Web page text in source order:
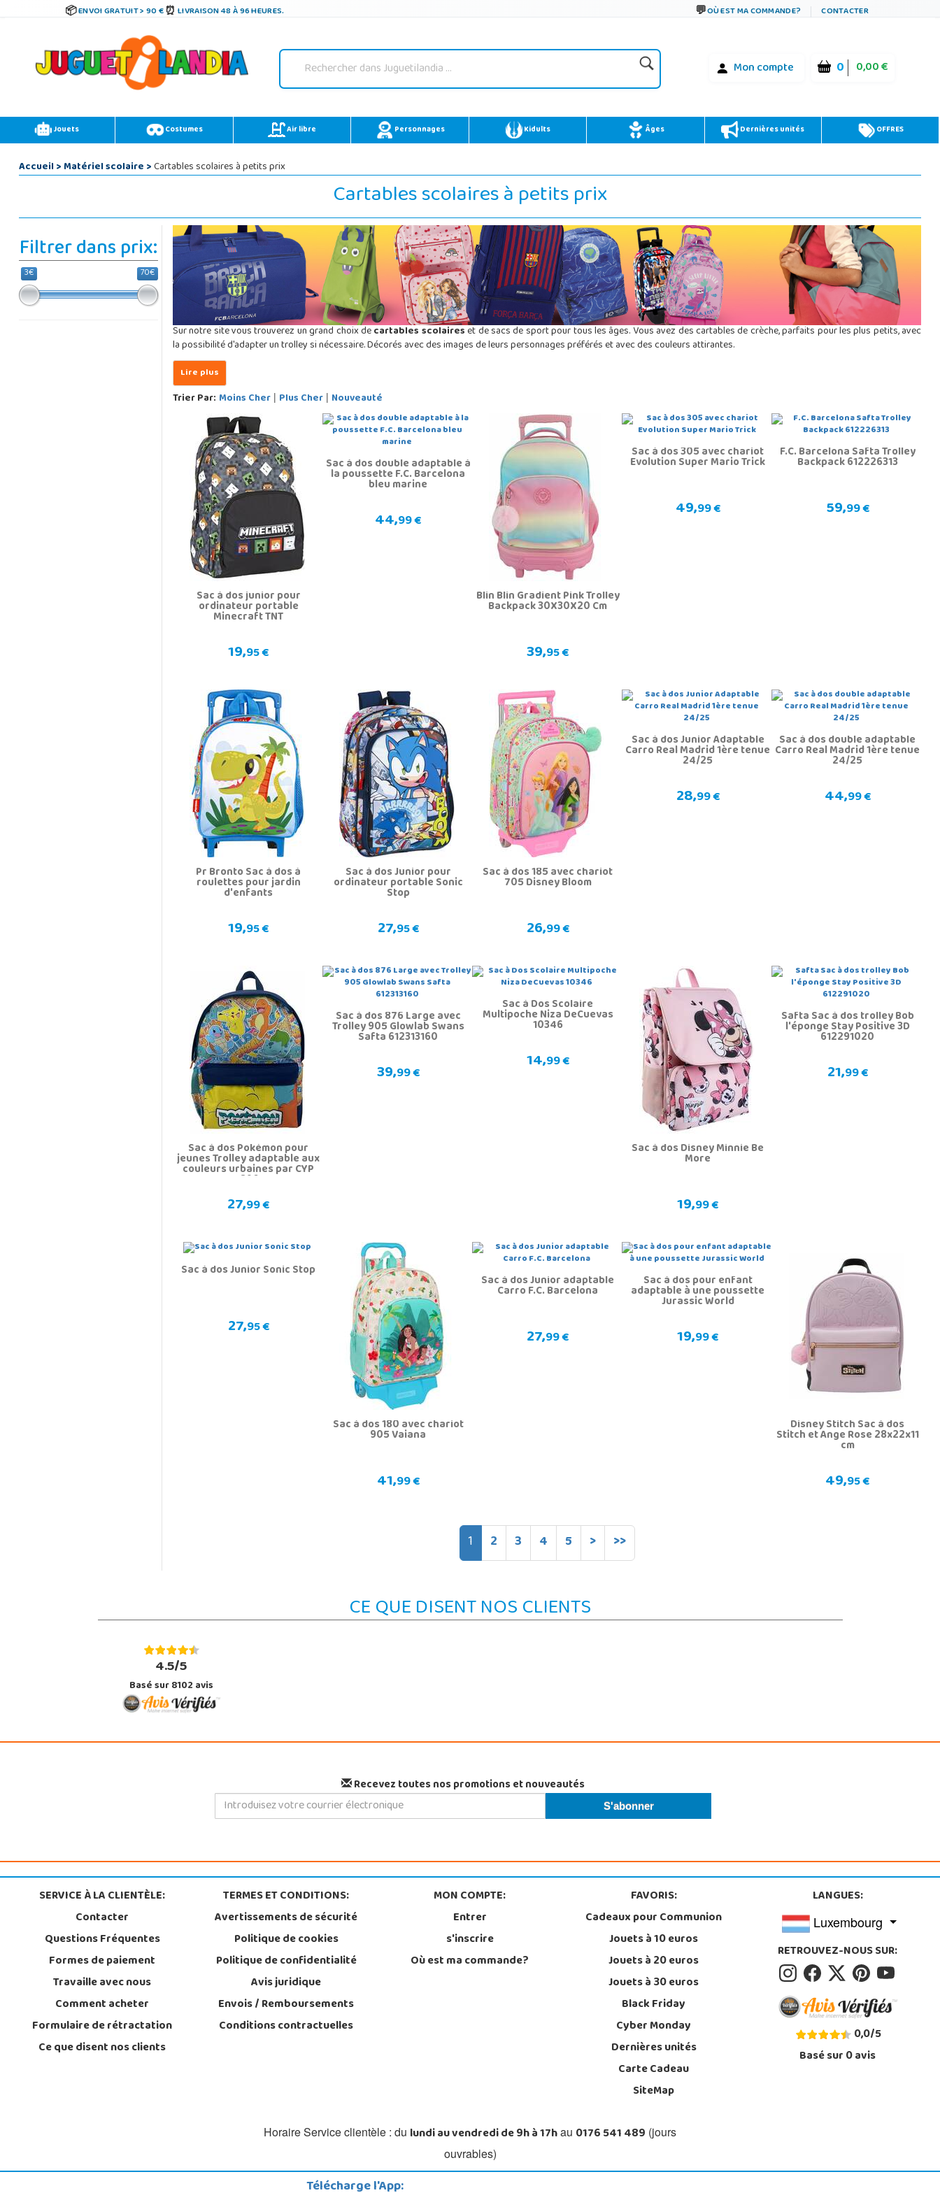
ENVOI GRATUIT > 90 € LIVRAISON 48 À 96 HEURES. OÙ EST MA COMMANDE? CONTACTER
Mon compte 0 0,00 €
Jouets Costumes Air libre Personnages Kidults Âges Dernières unités OFFRES
Accueil>Matériel scolaire>Cartables scolaires à petits prix
Cartables scolaires à petits prix
Filtrer dans prix:
3€ 70€
Sur notre site vous trouverez un grand choix decartables scolaireset de sacs de sport pour tous les âges. Vous avez des cartables de crèche, parfaits pour les plus petits, avec
la possibilité d'adapter un trolley si nécessaire. Décorés avec des images de leurs personnages préférés et avec des couleurs attirantes.
Trier Par: Moins Cher| Plus Cher| Nouveauté
Sac à dos junior pour
ordinateur portable
Minecraft TNT
19,95 €
Sac à dos double adaptable à
la poussette F.C. Barcelona
bleu marine
44,99 €
Blin Blin Gradient Pink Trolley
Backpack 30X30X20 Cm
39,95 €
Sac à dos 305 avec chariot
Evolution Super Mario Trick
49,99 €
F.C. Barcelona Safta Trolley
Backpack 612226313
59,99 €
Pr Bronto Sac à dos à
roulettes pour jardin
d'enfants
19,95 €
Sac à dos Junior pour
ordinateur portable Sonic
Stop
27,95 €
Sac à dos 185 avec chariot
705 Disney Bloom
26,99 €
Sac à dos Junior Adaptable
Carro Real Madrid 1ère tenue
24/25
28,99 €
Sac à dos double adaptable
Carro Real Madrid 1ère tenue
24/25
44,99 €
Sac à dos Pokémon pour
jeunes Trolley adaptable aux
couleurs urbaines par CYP
MC-396-PK
27,99 €
Sac à dos 876 Large avec
Trolley 905 Glowlab Swans
Safta 612313160
39,99 €
Sac à Dos Scolaire
Multipoche Niza DeCuevas
10346
14,99 €
Sac à dos Disney Minnie Be
More
19,99 €
Safta Sac à dos trolley Bob
l'éponge Stay Positive 3D
612291020
21,99 €
Sac à dos Junior Sonic Stop
27,95 €
Sac à dos 180 avec chariot
905 Vaiana
41,99 €
Sac à dos Junior adaptable
Carro F.C. Barcelona
27,99 €
Sac à dos pour enfant
adaptable à une poussette
Jurassic World
19,99 €
Disney Stitch Sac à dos
Stitch et Ange Rose 28x22x11
cm
49,95 €
1 2 3 4 5 > >>
CE QUE DISENT NOS CLIENTS
4.5/5
Basé sur 8102 avis
Recevez toutes nos promotions et nouveautés
SERVICE À LA CLIENTÈLE:
Contacter
Questions Fréquentes
Formes de paiement
Travaille avec nous
Comment acheter
Formulaire de rétractation
Ce que disent nos clients
TERMES ET CONDITIONS:
Avertissements de sécurité
Politique de cookies
Politique de confidentialité
Avis juridique
Envois / Remboursements
Conditions contractuelles
MON COMPTE:
Entrer
s'inscrire
Où est ma commande?
FAVORIS:
Cadeaux pour Communion
Jouets à 10 euros
Jouets à 20 euros
Jouets à 30 euros
Black Friday
Cyber Monday
Dernières unités
Carte Cadeau
SiteMap
LANGUES:
Luxembourg
RETROUVEZ-NOUS SUR:
0,0/5
Basé sur0avis
Horaire Service clientèle : du lundi au vendredi de 9h à 17hau 0176 541 489 (jours
ouvrables)
Télécharge l'App: